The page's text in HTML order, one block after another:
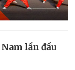
lần đầu